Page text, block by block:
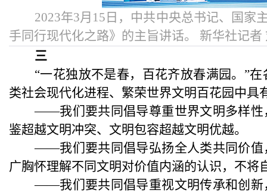
2023年3月15日，中共中央总书记、国家
手同行现代化之路》的主旨讲话。 新华社记者
三
“一花独放不是春，百花齐放春满园。”
类社会现代化进程、繁荣世界文明百花园中
——我们要共同倡导尊重世界文明多样性
鉴超越文明冲突、文明包容超越文明优越。
——我们要共同倡导弘扬全人类共同价值
广胸怀理解不同文明对价值内涵的认识，不
——我们要共同倡导重视文明传承和创新